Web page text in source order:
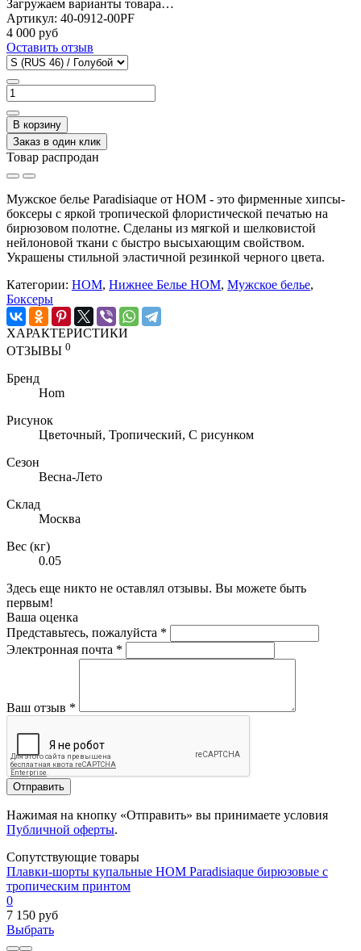
Загружаем варианты товара…
Артикул: 40-0912-00PF
4 000 руб
Оставить отзыв
В корзину
Заказ в один клик
Товар распродан
Мужское белье Paradisiaque от HOM - это фирменные хипсы-
боксеры с яркой тропической флористической печатью на
бирюзовом полотне. Сделаны из мягкой и шелковистой
нейлоновой ткани с быстро высыхающим свойством.
Украшены стильной эластичной резинкой черного цвета.
Категории: HOM, Нижнее Белье HOM, Мужское белье,
Боксеры
ХАРАКТЕРИСТИКИ
ОТЗЫВЫ 0
Бренд
Hom
Рисунок
Цветочный, Тропический, С рисунком
Сезон
Весна-Лето
Склад
Москва
Вес (кг)
0.05
Здесь еще никто не оставлял отзывы. Вы можете быть
первым!
Ваша оценка
Представьтесь, пожалуйста *
Электронная почта *
Ваш отзыв *
Отправить
Нажимая на кнопку «Отправить» вы принимаете условия
Публичной оферты.
Сопутствующие товары
Плавки-шорты купальные HOM Paradisiaque бирюзовые с
тропическим принтом
0
7 150 руб
Выбрать